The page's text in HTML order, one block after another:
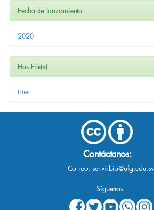
Fecha de lanzamiento
2020
Has File(s)
true
Contáctanos:
Correo: servirbib@ufg.edu.sv
Síguenos: